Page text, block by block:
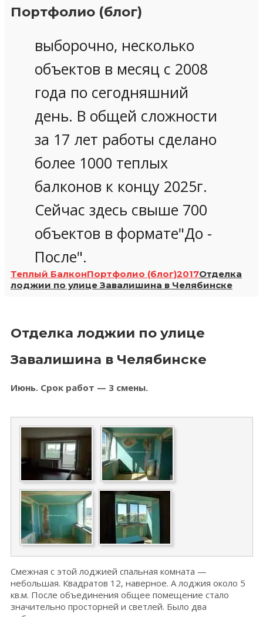
Портфолио (блог)
выборочно, несколько
объектов в месяц с 2008
года по сегодняшний
день. В общей сложности
за 17 лет работы сделано
более 1000 теплых
балконов к концу 2025г.
Сейчас здесь свыше 700
объектов в формате"До -
После".
Теплый БалконПортфолио (блог)2017Отделка
лоджии по улице Завалишина в Челябинске
Отделка лоджии по улице
Завалишина в Челябинске
Июнь. Срок работ — 3 смены.
Смежная с этой лоджией спальная комната —
небольшая. Квадратов 12, наверное. А лоджия около 5
кв.м. После объединения общее помещение стало
значительно просторней и светлей. Было два